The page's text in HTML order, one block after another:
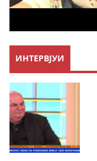
ИНТЕРВЈУИ